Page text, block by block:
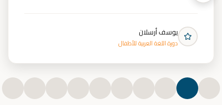
يوسف أرسلان
دورة اللغة العربية للأطفال